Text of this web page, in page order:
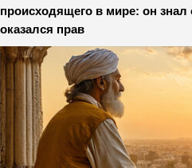
происходящего в мире: он знал
оказался прав